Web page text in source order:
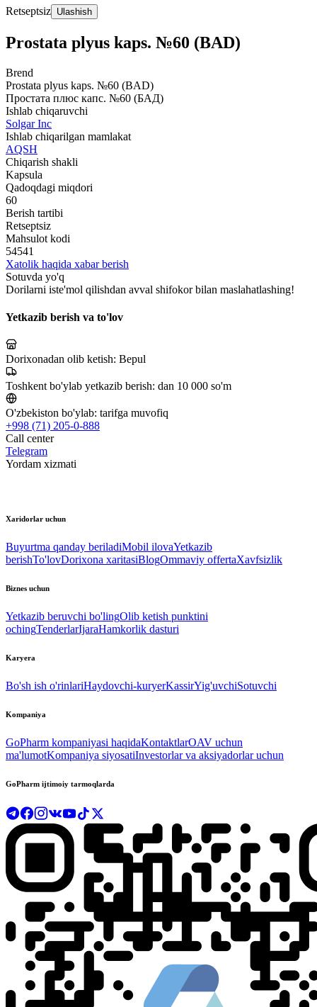
Retseptsiz Ulashish
Prostata plyus kaps. №60 (BAD)
Brend
Prostata plyus kaps. №60 (BAD)
Простата плюс капс. №60 (БАД)
Ishlab chiqaruvchi
Solgar Inc
Ishlab chiqarilgan mamlakat
AQSH
Chiqarish shakli
Kapsula
Qadoqdagi miqdori
60
Berish tartibi
Retseptsiz
Mahsulot kodi
54541
Xatolik haqida xabar berish
Sotuvda yo'q
Dorilarni iste'mol qilishdan avval shifokor bilan maslahatlashing!
Yetkazib berish va to'lov
Dorixonadan olib ketish: Bepul
Toshkent bo'ylab yetkazib berish: dan 10 000 so'm
O'zbekiston bo'ylab: tarifga muvofiq
+998 (71) 205-0-888
Call center
Telegram
Yordam xizmati
Xaridorlar uchun
Buyurtma qanday beriladiMobil ilovaYetkazib
berishTo'lovDorixona xaritasiBlogOmmaviy offertaXavfsizlik
Biznes uchun
Yetkazib beruvchi bo'lingOlib ketish punktini
ochingTenderlarIjaraHamkorlik dasturi
Karyera
Bo'sh ish o'rinlariHaydovchi-kuryerKassirYig'uvchiSotuvchi
Kompaniya
GoPharm kompaniyasi haqidaKontaktlarOAV uchun
ma'lumotKompaniya siyosatiInvestorlar va aksiyadorlar uchun
GoPharm ijtimoiy tarmoqlarda